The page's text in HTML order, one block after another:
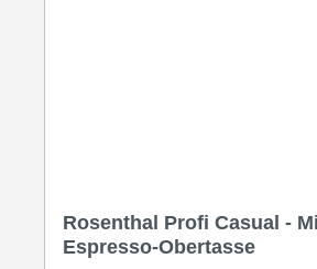
Rosenthal Profi Casual - Mint -
Espresso-Obertasse